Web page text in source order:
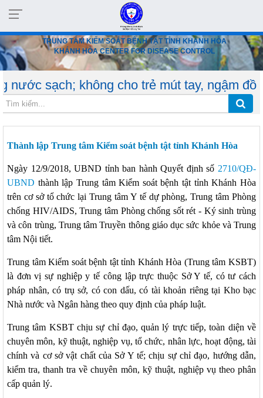
TRUNG TÂM KIỂM SOÁT BỆNH TẬT TỈNH KHÁNH HÒA
KHÁNH HÒA CENTER FOR DISEASE CONTROL
không cho trẻ mút tay, ngậm
Thành lập Trung tâm Kiểm soát bệnh tật tỉnh Khánh Hòa
Ngày 12/9/2018, UBND tỉnh ban hành Quyết định số 2710/QĐ-
UBND thành lập Trung tâm Kiểm soát bệnh tật tỉnh Khánh Hòa
trên cơ sở tổ chức lại Trung tâm Y tế dự phòng, Trung tâm Phòng
chống HIV/AIDS, Trung tâm Phòng chống sốt rét - Ký sinh trùng
và côn trùng, Trung tâm Truyền thông giáo dục sức khỏe và Trung
tâm Nội tiết.
Trung tâm Kiểm soát bệnh tật tỉnh Khánh Hòa (Trung tâm KSBT)
là đơn vị sự nghiệp y tế công lập trực thuộc Sở Y tế, có tư cách
pháp nhân, có trụ sở, có con dấu, có tài khoản riêng tại Kho bạc
Nhà nước và Ngân hàng theo quy định của pháp luật.
Trung tâm KSBT chịu sự chỉ đạo, quản lý trực tiếp, toàn diện về
chuyên môn, kỹ thuật, nghiệp vụ, tổ chức, nhân lực, hoạt động, tài
chính và cơ sở vật chất của Sở Y tế; chịu sự chỉ đạo, hướng dẫn,
kiểm tra, thanh tra về chuyên môn, kỹ thuật, nghiệp vụ theo phân
cấp quản lý.
117/2025/QH15
Luật Bảo vệ bí mật nhà nước